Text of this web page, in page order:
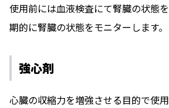
使用前には血液検査にて腎臓の状態
期的に腎臓の状態をモニターします。
強心剤
心臓の収縮力を増強させる目的で使